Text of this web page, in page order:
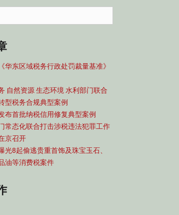
华东区域税务行政处罚裁量基准》
自然资源 生态环境 水利部门联合
型税务合规典型案例
布首批纳税信用修复典型案例
常态化联合打击涉税违法犯罪工作
京召开
光8起偷逃贵重首饰及珠宝玉石、
油等消费税案件